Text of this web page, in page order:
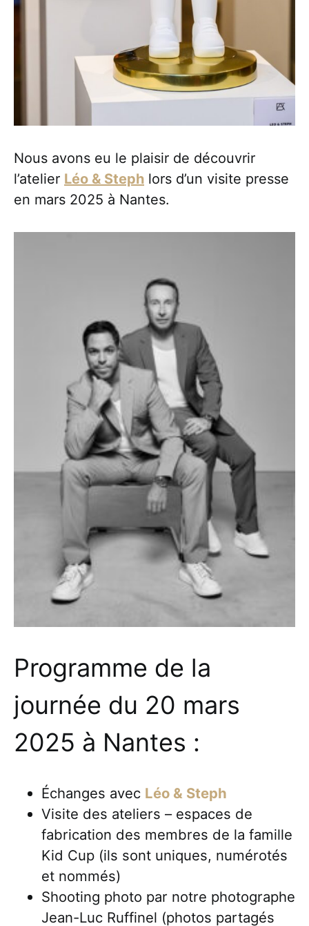
Nous avons eu le plaisir de découvrir
l’atelier Léo & Steph lors d’un visite presse
en mars 2025 à Nantes.
Programme de la
journée du 20 mars
2025 à Nantes :
Échanges avec Léo & Steph
Visite des ateliers – espaces de
fabrication des membres de la famille
Kid Cup (ils sont uniques, numérotés
et nommés)
Shooting photo par notre photographe
Jean-Luc Ruffinel (photos partagés